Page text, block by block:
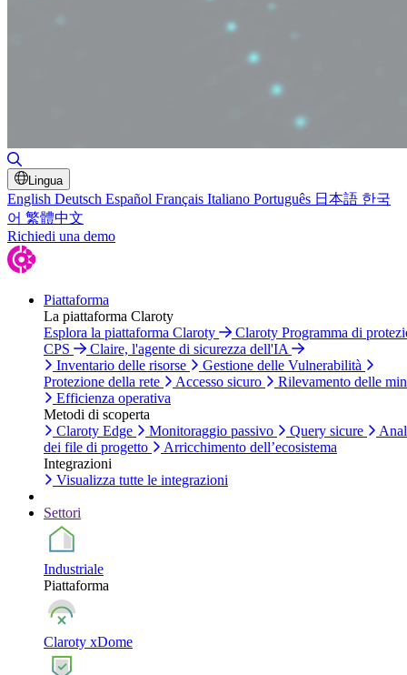
Lingua
English Deutsch Español Français Italiano Português 日本語 한국
어 繁體中文
Richiedi una demo
Piattaforma
La piattaforma Claroty
Esplora la piattaforma Claroty
Claroty Programma di
CPS
Claire, l'agente di sicurezza dell'IA
Inventario delle risorse
Gestione delle Vulnerabilità
Protezione della rete
Accesso sicuro
Rilevamento delle
Efficienza operativa
Metodi di scoperta
Claroty Edge
Monitoraggio passivo Query sicure
dei file di progetto
Arricchimento dell’ecosistema
Integrazioni
Visualizza tutte le integrazioni
Settori
Industriale
Piattaforma
Claroty xDome